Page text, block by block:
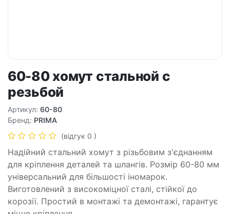
60-80 хомут стальной с
резьбой
Артикул: 60-80
Бренд: PRIMA
(відгук 0 )
Надійний стальний хомут з різьбовим з'єднанням
для кріплення деталей та шлангів. Розмір 60-80 мм
універсальний для більшості іномарок.
Виготовлений з високоміцної сталі, стійкої до
корозії. Простий в монтажі та демонтажі, гарантує